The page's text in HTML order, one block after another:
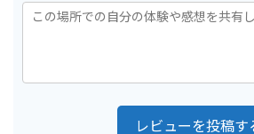
レビューを投稿す